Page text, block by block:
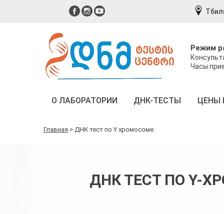
Режим
Часы
О ЛАБОРАТОРИИ ДНК-ТЕСТЫ ЦЕНЫ
Главная > ДНК тест по Y хромосоме
ДНК ТЕСТ ПО Y-